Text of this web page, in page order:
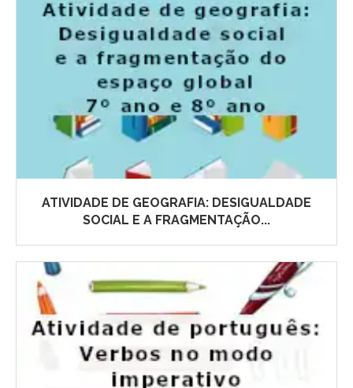
ATIVIDADE DE GEOGRAFIA: DESIGUALDADE
SOCIAL E A FRAGMENTAÇÃO...